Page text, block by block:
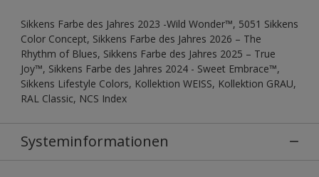
Sikkens Farbe des Jahres 2023 -Wild Wonder™, 5051 Sikkens
Color Concept, Sikkens Farbe des Jahres 2026 – The
Rhythm of Blues, Sikkens Farbe des Jahres 2025 – True
Joy™, Sikkens Farbe des Jahres 2024 - Sweet Embrace™,
Sikkens Lifestyle Colors, Kollektion WEISS, Kollektion GRAU,
RAL Classic, NCS Index
Systeminformationen